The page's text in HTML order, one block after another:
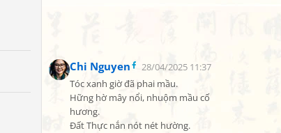
Chi Nguyen
28/04/2025 11:37
Tóc xanh giờ đã phai mầu.
Hững hờ mây nổi, nhuộm mầu cố
hương.
Đất Thực nắn nót nét hường.